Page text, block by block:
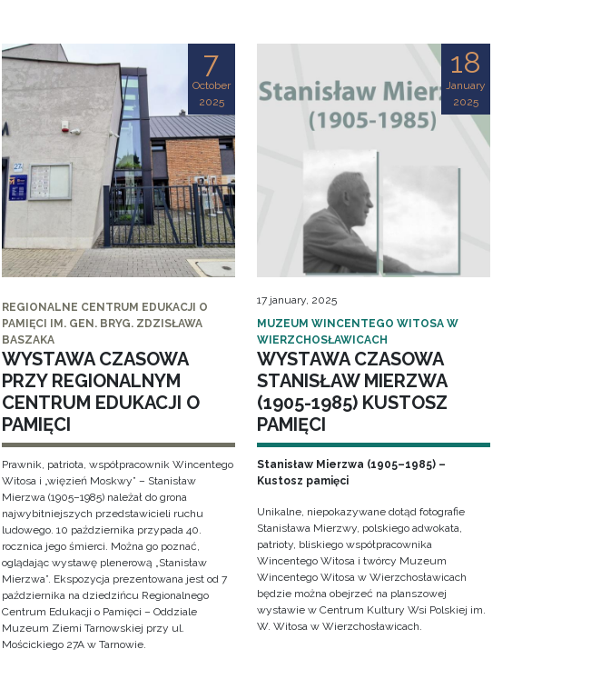
7
October
2025
REGIONALNE CENTRUM EDUKACJI O
PAMIĘCI IM. GEN. BRYG. ZDZISŁAWA
BASZAKA
WYSTAWA CZASOWA
PRZY REGIONALNYM
CENTRUM EDUKACJI O
PAMIĘCI
Prawnik, patriota, współpracownik Wincentego
Witosa i „więzień Moskwy” – Stanisław
Mierzwa (1905–1985) należał do grona
najwybitniejszych przedstawicieli ruchu
ludowego. 10 października przypada 40.
rocznica jego śmierci. Można go poznać,
oglądając wystawę plenerową „Stanisław
Mierzwa”. Ekspozycja prezentowana jest od 7
października na dziedzińcu Regionalnego
Centrum Edukacji o Pamięci – Oddziale
Muzeum Ziemi Tarnowskiej przy ul.
Mościckiego 27A w Tarnowie.
18
January
2025
17 january, 2025
MUZEUM WINCENTEGO WITOSA W
WIERZCHOSŁAWICACH
WYSTAWA CZASOWA
STANISŁAW MIERZWA
(1905-1985) KUSTOSZ
PAMIĘCI
Stanisław Mierzwa (1905–1985) –
Kustosz pamięci
Unikalne, niepokazywane dotąd fotografie
Stanisława Mierzwy, polskiego adwokata,
patrioty, bliskiego współpracownika
Wincentego Witosa i twórcy Muzeum
Wincentego Witosa w Wierzchosławicach
będzie można obejrzeć na planszowej
wystawie w Centrum Kultury Wsi Polskiej im.
W. Witosa w Wierzchosławicach.